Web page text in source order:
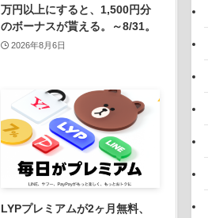
万円以上にすると、1,500円分
のボーナスが貰える。～8/31。
2026年8月6日
LYPプレミアムが2ヶ月無料、